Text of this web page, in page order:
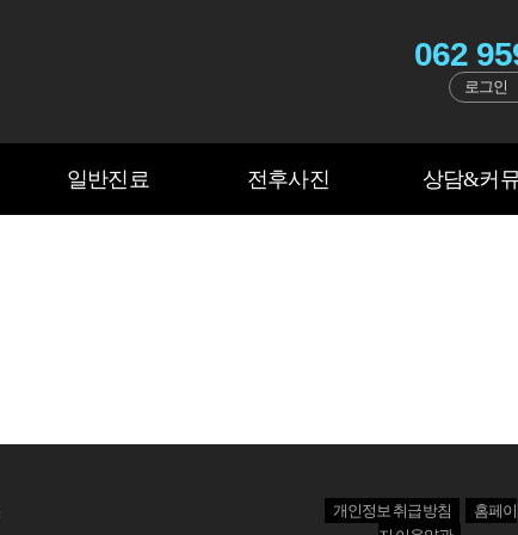
로그인
062
일반진료 전후사진 상담&커
임플란트 상악동이식 임플란트 임플란트 틀니 임플
인비절라인 장치별교정 연령별교정
잇몸성형 치아미백
발치 충치치료 신경치료 시린이치료 틀니 턱
시술전후사진
온라인상담 포토갤러리 고객후기
개인정보 취급방침
홈페이